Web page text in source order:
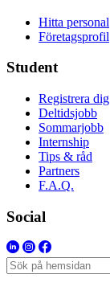
Hitta personal
Företagsprofil
Student
Registrera dig
Deltidsjobb
Sommarjobb
Internship
Tips & råd
Partners
F.A.Q.
Social